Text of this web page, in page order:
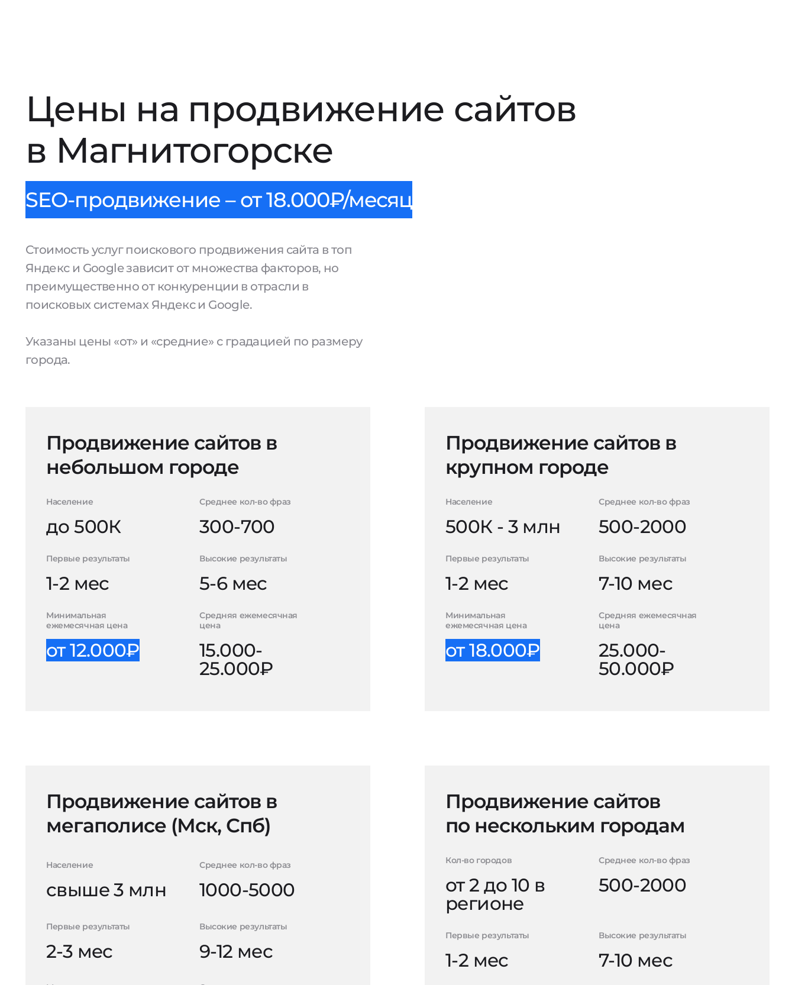
Цены на продвижение сайтов
в Магнитогорске
SEO-продвижение – от 18.000₽/месяц
Стоимость услуг поискового продвижения сайта в топ
Яндекс и Google зависит от множества факторов, но
преимущественно от конкуренции в отрасли в
поисковых системах Яндекс и Google.
Указаны цены «от» и «средние» с градацией по размеру
города.
Продвижение сайтов в
небольшом городе
Население
до 500К
Среднее кол-во фраз
300-700
Первые результаты
1-2 мес
Высокие результаты
5-6 мес
Минимальная
ежемесячная цена
от 12.000₽
Средняя ежемесячная
цена
15.000-
25.000₽
Продвижение сайтов в
крупном городе
Население
500К - 3 млн
Среднее кол-во фраз
500-2000
Первые результаты
1-2 мес
Высокие результаты
7-10 мес
Минимальная
ежемесячная цена
от 18.000₽
Средняя ежемесячная
цена
25.000-
50.000₽
Продвижение сайтов в
мегаполисе (Мск, Спб)
Население
свыше 3 млн
Среднее кол-во фраз
1000-5000
Первые результаты
2-3 мес
Высокие результаты
9-12 мес
Продвижение сайтов
по нескольким городам
Кол-во городов
от 2 до 10 в
регионе
Среднее кол-во фраз
500-2000
Первые результаты
1-2 мес
Высокие результаты
7-10 мес